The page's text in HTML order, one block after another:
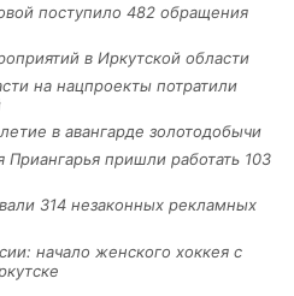
поступило 482 обращения
в Иркутской области
на нацпроекты потратили
в авангарде золотодобычи
пришли работать 103
314 незаконных рекламных
начало женского хоккея с